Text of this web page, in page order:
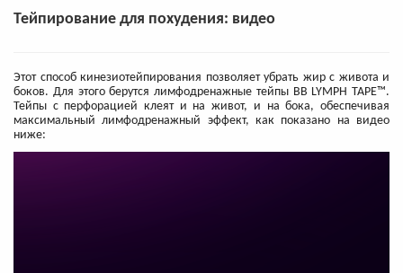
Тейпирование для похудения: видео
Этот способ кинезиотейпирования позволяет убрать жир с живота и
боков. Для этого берутся лимфодренажные тейпы BB LYMPH TAPE™.
Тейпы с перфорацией клеят и на живот, и на бока, обеспечивая
максимальный лимфодренажный эффект, как показано на видео
ниже: